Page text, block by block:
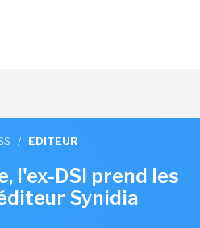
/ EDITEUR
l'ex-DSI prend les
Synidia